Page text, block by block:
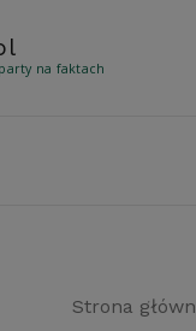
na faktach
Strona